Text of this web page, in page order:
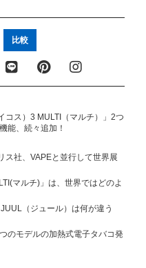
比較
コス）3 MULTI（マルチ）」2つ
能、続々追加！
ス社、VAPEと並行して世界展
マルチ)」は、世界ではどのよ
（ジュール）は何が違う
のモデルの加熱式電子タバコ発